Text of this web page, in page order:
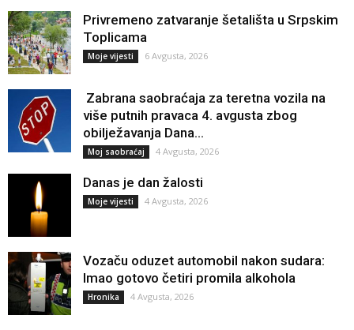
Privremeno zatvaranje šetališta u Srpskim
Toplicama
Moje vijesti 6 Avgusta, 2026
Zabrana saobraćaja za teretna vozila na
više putnih pravaca 4. avgusta zbog
obilježavanja Dana...
Moj saobraćaj 4 Avgusta, 2026
Danas je dan žalosti
Moje vijesti 4 Avgusta, 2026
Vozaču oduzet automobil nakon sudara:
Imao gotovo četiri promila alkohola
Hronika 4 Avgusta, 2026